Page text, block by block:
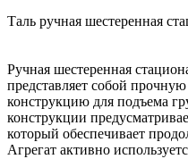
Таль ручная шестеренная
Ручная шестеренная
представляет собой
конструкцию для подъема
конструкции
который обеспечивает
Агрегат активно